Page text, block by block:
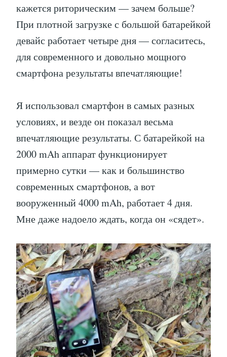
кажется риторическим — зачем больше?
При плотной загрузке с большой батарейкой
девайс работает четыре дня — согласитесь,
для современного и довольно мощного
смартфона результаты впечатляющие!
Я использовал смартфон в самых разных
условиях, и везде он показал весьма
впечатляющие результаты. С батарейкой на
2000 mAh аппарат функционирует
примерно сутки — как и большинство
современных смартфонов, а вот
вооруженный 4000 mAh, работает 4 дня.
Мне даже надоело ждать, когда он «сядет».